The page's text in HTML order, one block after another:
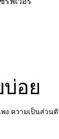
อย
ง ความเป็นส่วน